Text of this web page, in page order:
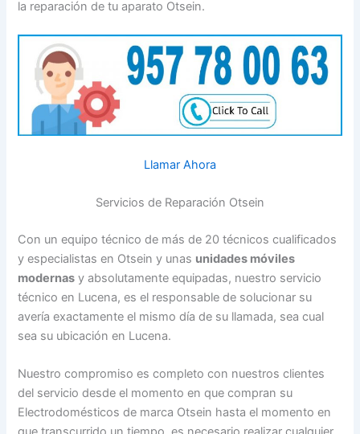
la reparación de tu aparato Otsein.
Llamar Ahora
Servicios de Reparación Otsein
Con un equipo técnico de más de 20 técnicos cualificados
y especialistas en Otsein y unas unidades móviles
modernas y absolutamente equipadas, nuestro servicio
técnico en Lucena, es el responsable de solucionar su
avería exactamente el mismo día de su llamada, sea cual
sea su ubicación en Lucena.
Nuestro compromiso es completo con nuestros clientes
del servicio desde el momento en que compran su
Electrodomésticos de marca Otsein hasta el momento en